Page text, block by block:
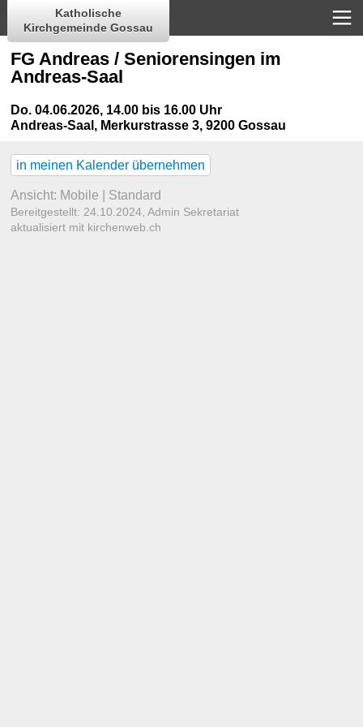
Katholische
Kirchgemeinde Gossau
FG Andreas / Seniorensingen im
Andreas-Saal
Do. 04.06.2026, 14.00 bis 16.00 Uhr
Andreas-Saal , Merkurstrasse 3, 9200 Gossau
in meinen Kalender übernehmen
Ansicht: Mobile Standard
Bereitgestellt: 24.10.2024,Admin Sekretariat
aktualisiert mit kirchenweb.ch